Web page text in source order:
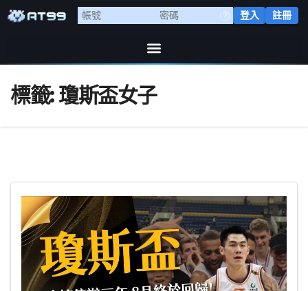
登入 註冊
標籤:瓊斯盃女子